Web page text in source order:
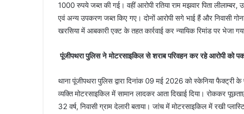
1000 रुपये जब्त की गई। वहीं आरोपी रतिया राम मझवार पिता
एवं अन्य उपकरण जब्त किए गए। दोनों आरोपी सगे भाई हैं और निवासी
खरसिया में आबकारी एक्ट के तहत कार्रवाई कर न्यायिक रिमांड पर भेजा
पूंजीपथरा पुलिस ने मोटरसाइकिल से शराब परिवहन कर रहे आरोपी को
थाना पूंजीपथरा पुलिस द्वारा दिनांक 09 मई 2026 को स्केनिया फैक्ट्री के
व्यक्ति मोटरसाइकिल में सामान लादकर आता दिखाई दिया। रोककर
32 वर्ष, निवासी ग्राम देलारी बताया। जांच में मोटरसाइकिल में रखी